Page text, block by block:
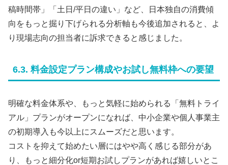
稿時間帯」「土日/平日の違い」など、日本独自の消費傾
向をもっと掘り下げられる分析軸も今後追加されると、よ
り現場志向の担当者に訴求できると感じました。
6.3. 料金設定プラン構成やお試し無料枠への要望
明確な料金体系や、もっと気軽に始められる「無料トライ
アル」プランがオープンになれば、中小企業や個人事業主
の初期導入も今以上にスムーズだと思います。
コストを抑えて始めたい層にはやや高く感じる部分があ
り、もっと細分化or短期お試しプランがあれば嬉しいとこ